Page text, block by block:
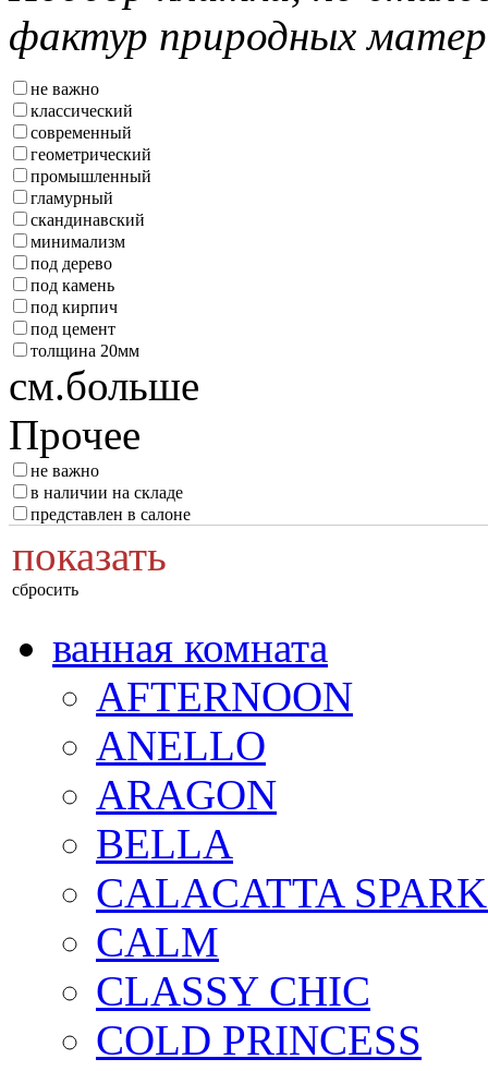
фактур природных
не важно
классический
современный
геометрический
промышленный
гламурный
скандинавский
минимализм
под дерево
под камень
под кирпич
под цемент
толщина 20мм
см.больше
Прочее
не важно
в наличии на складе
представлен в салоне
показать
сбросить
ванная комната
AFTERNOON
ANELLO
ARAGON
BELLA
CALACATTA
CALM
CLASSY CHIC
COLD PRINCESS